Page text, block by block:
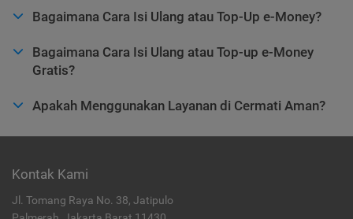
Bagaimana Cara Isi Ulang atau Top-Up e-Money?
Bagaimana Cara Isi Ulang atau Top-up e-Money
Gratis?
Apakah Menggunakan Layanan di Cermati Aman?
Kontak Kami
Jl. Tomang Raya No. 38, Jatipulo